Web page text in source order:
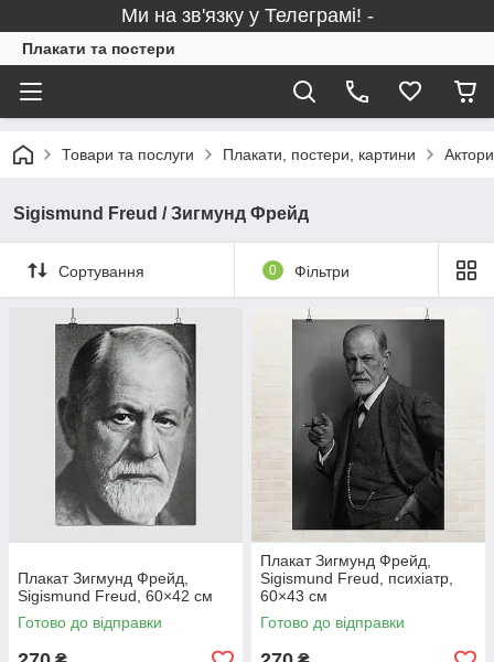
Ми на зв'язку у Телеграмі! -
Плакати та постери
Товари та послуги Плакати, постери, картини
Sigismund Freud / Зигмунд Фрейд
Сортування 0 Фільтри
Плакат Зигмунд Фрейд,
Sigismund Freud, 60×42 см
Готово до відправки
Плакат Зигмунд Фрейд,
Sigismund Freud, психіатр,
60×43 см
Готово до відправки